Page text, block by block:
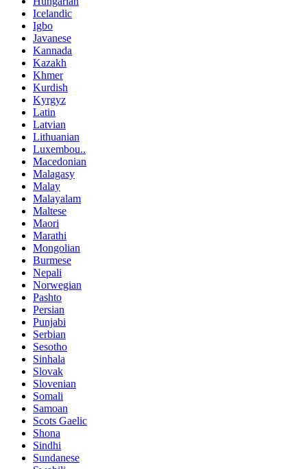
Icelandic
Igbo
Javanese
Kannada
Kazakh
Khmer
Kurdish
Kyrgyz
Latin
Latvian
Lithuanian
Luxembou..
Macedonian
Malagasy
Malay
Malayalam
Maltese
Maori
Marathi
Mongolian
Burmese
Nepali
Norwegian
Pashto
Persian
Punjabi
Serbian
Sesotho
Sinhala
Slovak
Slovenian
Somali
Samoan
Scots Gaelic
Shona
Sindhi
Sundanese